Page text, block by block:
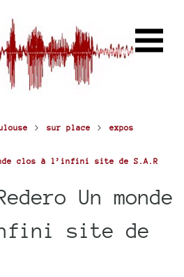
> sur place > expos
clos à l’infini site de S.A.R
Un monde
site de